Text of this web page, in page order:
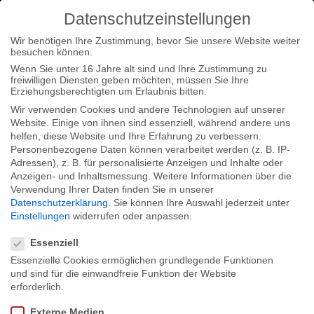
Home Typ|News “Rollenspiel” geht in den Schnitt
“Rollenspiel” geht in den Schnitt
Die Dreharbeiten zu unserem großen Kinodokumentarfilm
„Rollenspiel“ über Menschen, die neben ihrem normalen Alltag in
eine magische Parallelwelt abtauchen, sind abgeschlossen und
der Schnitt beginnt.
Datenschutzeinstellungen
Wir benötigen Ihre Zustimmung, bevor Sie unsere Website weiter
besuchen können.
Wenn Sie unter 16 Jahre alt sind und Ihre Zustimmung zu
freiwilligen Diensten geben möchten, müssen Sie Ihre
Erziehungsberechtigten um Erlaubnis bitten.
Wir verwenden Cookies und andere Technologien auf unserer
Website. Einige von ihnen sind essenziell, während andere uns
helfen, diese Website und Ihre Erfahrung zu verbessern.
Personenbezogene Daten können verarbeitet werden (z. B. IP-
Adressen), z. B. für personalisierte Anzeigen und Inhalte oder
Anzeigen- und Inhaltsmessung. Weitere Informationen über die
Verwendung Ihrer Daten finden Sie in unserer
Datenschutzerklärung
Sie können Ihre Auswahl jederzeit unter
Einstellungen widerrufen oder anpassen.
Essenziell
Essenzielle Cookies ermöglichen grundlegende Funktionen
und sind für die einwandfreie Funktion der Website
erforderlich.